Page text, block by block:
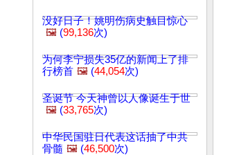
没好日子！姚明伤病史触目惊心
🖼️ (99,136次)
为何李宁损失35亿的新闻上了排
行榜首 🖼️ (44,054次)
圣诞节 今天神曾以人像诞生于世
🖼️ (33,765次)
中华民国驻日代表这话抽了中共
骨髓 🖼️ (46,500次)